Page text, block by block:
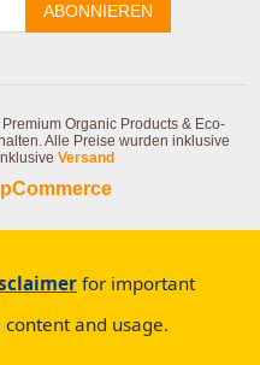
ABONNIEREN
Organic Products & Eco-
Alle Preise wurden inklusive
Versand
for important
and usage.